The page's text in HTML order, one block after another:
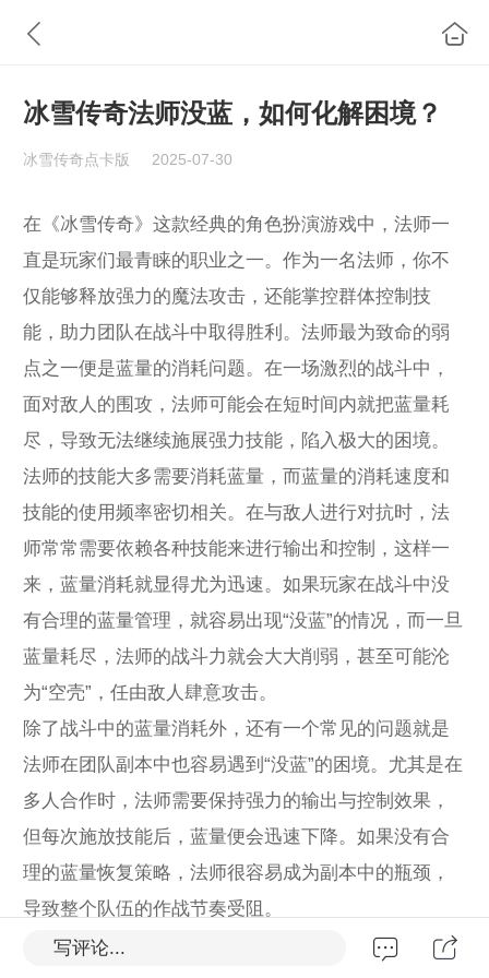
冰雪传奇法师没蓝，如何化解困境？
冰雪传奇点卡版 2025-07-30
在《冰雪传奇》这款经典的角色扮演游戏中，法师一
直是玩家们最青睐的职业之一。作为一名法师，你不
仅能够释放强力的魔法攻击，还能掌控群体控制技
能，助力团队在战斗中取得胜利。法师最为致命的弱
点之一便是蓝量的消耗问题。在一场激烈的战斗中，
面对敌人的围攻，法师可能会在短时间内就把蓝量耗
尽，导致无法继续施展强力技能，陷入极大的困境。
法师的技能大多需要消耗蓝量，而蓝量的消耗速度和
技能的使用频率密切相关。在与敌人进行对抗时，法
师常常需要依赖各种技能来进行输出和控制，这样一
来，蓝量消耗就显得尤为迅速。如果玩家在战斗中没
有合理的蓝量管理，就容易出现“没蓝”的情况，而一旦
蓝量耗尽，法师的战斗力就会大大削弱，甚至可能沦
为“空壳”，任由敌人肆意攻击。
除了战斗中的蓝量消耗外，还有一个常见的问题就是
法师在团队副本中也容易遇到“没蓝”的困境。尤其是在
多人合作时，法师需要保持强力的输出与控制效果，
但每次施放技能后，蓝量便会迅速下降。如果没有合
理的蓝量恢复策略，法师很容易成为副本中的瓶颈，
导致整个队伍的作战节奏受阻。
面对法师“没蓝”的问题，玩家该如何应对呢？
写评论...